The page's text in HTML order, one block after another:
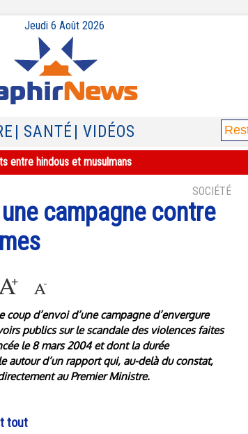
Jeudi 6 Août 2026
| SANTÉ | VIDÉOS
entre hindous et musulmans
SOCIÉTÉ
campagne contre
d’envoi d’une campagne d’envergure
publics sur le scandale des violences faites
le 8 mars 2004 et dont la durée
autour d’un rapport qui, au-delà du constat,
au Premier Ministre.
tout